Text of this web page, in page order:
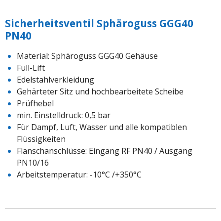
Sicherheitsventil Sphäroguss GGG40
PN40
Material: Sphäroguss GGG40 Gehäuse
Full-Lift
Edelstahlverkleidung
Gehärteter Sitz und hochbearbeitete Scheibe
Prüfhebel
min. Einstelldruck: 0,5 bar
Für Dampf, Luft, Wasser und alle kompatiblen
Flüssigkeiten
Flanschanschlüsse: Eingang RF PN40 / Ausgang
PN10/16
Arbeitstemperatur: -10°C /+350°C